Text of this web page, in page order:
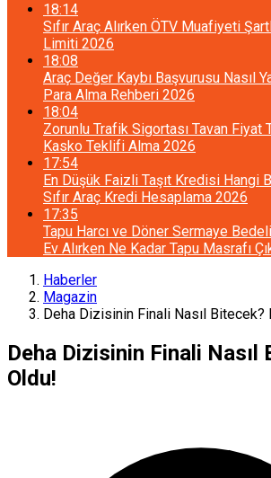
18:14
Sıfır Araç Alırken ÖTV Muafiyeti
Limiti 2026
18:08
Araç Değer Kaybı Başvurusu Nasıl
Para Alma Rehberi 2026
18:04
Zorunlu Trafik Sigortası Tavan Fiyat
Kasko Teklifi Alma 2026
17:54
En Düşük Faizli Taşıt Kredisi Hangi
Sıfır Araç Kredi Hesaplama 2026
17:35
Tapu Harcı ve Döner Sermaye
Ev Alırken Ne Kadar Tapu Masrafı
Haberler
Magazin
Deha Dizisinin Finali Nasıl Bitecek?
Deha Dizisinin Finali Nasıl
Oldu!